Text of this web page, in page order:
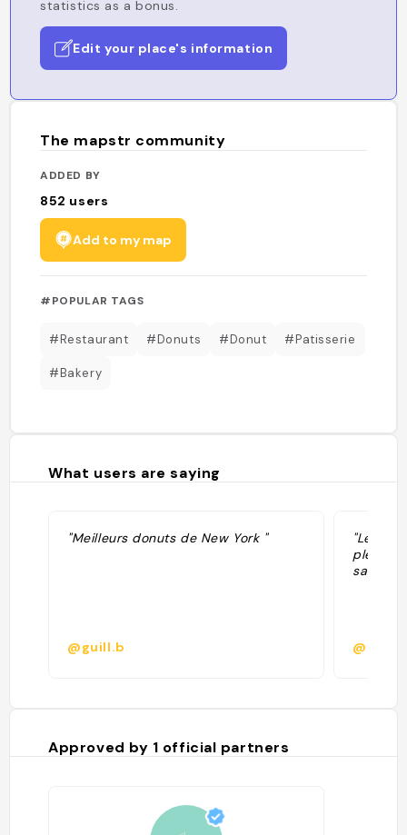
statistics as a bonus.
Edit your place's information
The mapstr community
ADDED BY
852 users
Add to my map
#POPULAR TAGS
#Restaurant #Donuts #Donut #Patisserie
#Bakery
What users are saying
"Meilleurs donuts de New York "
@guill.b
"Le
plein
Approved by 1 official partners